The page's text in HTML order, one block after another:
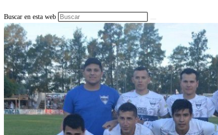
Buscar en esta web